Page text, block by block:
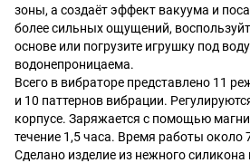
зоны, а создаёт эффект вакуума и
более сильных ощущений,
основе или погрузите игрушку под
водонепроницаема.
Всего в вибраторе представлено 11
и 10 паттернов вибрации.
корпусе. Заряжается с помощью
течение 1,5 часа. Время работы около
Сделано изделие из нежного силикона